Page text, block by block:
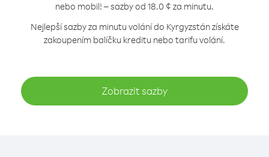
nebo mobil! – sazby od 18.0 ¢ za minutu.
Nejlepší sazby za minutu volání do Kyrgyzstán získáte
zakoupením balíčku kreditu nebo tarifu volání.
Zobrazit sazby